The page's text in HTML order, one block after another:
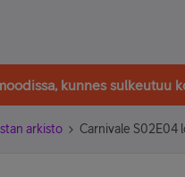
kunnes sulkeutuu
arkisto Carnivale S02E04